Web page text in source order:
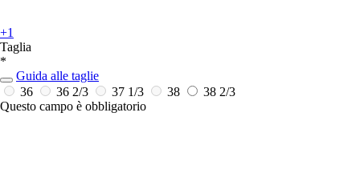
+1
Taglia
*
Guida alle taglie
36
36 2/3 37 1/3 38
38 2/3
Questo campo è obbligatorio